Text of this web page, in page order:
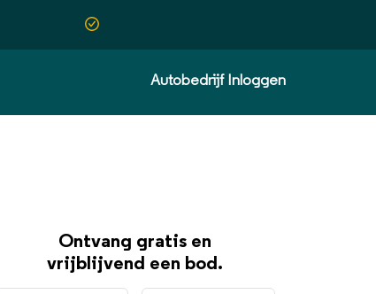
Autobedrijf Inloggen
Ontvang gratis en
vrijblijvend een bod.